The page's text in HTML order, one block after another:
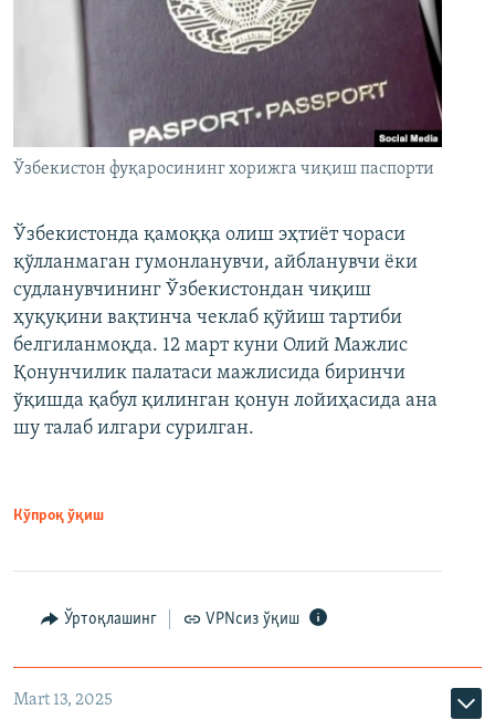
Ўзбекистон фуқаросининг хорижга чиқиш паспорти
Ўзбекистонда қамоққа олиш эҳтиёт чораси
қўлланмаган гумонланувчи, айбланувчи ёки
судланувчининг Ўзбекистондан чиқиш
ҳуқуқини вақтинча чеклаб қўйиш тартиби
белгиланмоқда. 12 март куни Олий Мажлис
Қонунчилик палатаси мажлисида биринчи
ўқишда қабул қилинган қонун лойиҳасида ана
шу талаб илгари сурилган.
Кўпроқ ўқиш
Ўртоқлашинг VPNсиз ўқиш
Mart 13, 2025